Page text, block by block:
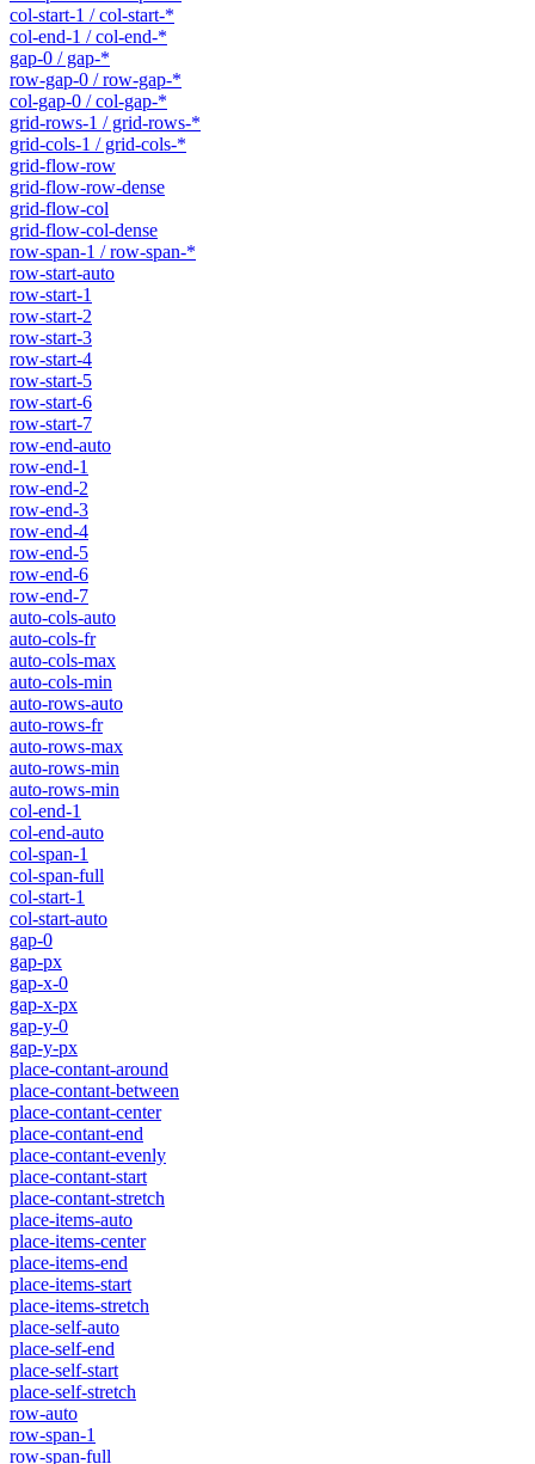
col-start-1 / col-start-*
col-end-1 / col-end-*
gap-0 / gap-*
row-gap-0 / row-gap-*
col-gap-0 / col-gap-*
grid-rows-1 / grid-rows-*
grid-cols-1 / grid-cols-*
grid-flow-row
grid-flow-row-dense
grid-flow-col
grid-flow-col-dense
row-span-1 / row-span-*
row-start-auto
row-start-1
row-start-2
row-start-3
row-start-4
row-start-5
row-start-6
row-start-7
row-end-auto
row-end-1
row-end-2
row-end-3
row-end-4
row-end-5
row-end-6
row-end-7
auto-cols-auto
auto-cols-fr
auto-cols-max
auto-cols-min
auto-rows-auto
auto-rows-fr
auto-rows-max
auto-rows-min
auto-rows-min
col-end-1
col-end-auto
col-span-1
col-span-full
col-start-1
col-start-auto
gap-0
gap-px
gap-x-0
gap-x-px
gap-y-0
gap-y-px
place-contant-around
place-contant-between
place-contant-center
place-contant-end
place-contant-evenly
place-contant-start
place-contant-stretch
place-items-auto
place-items-center
place-items-end
place-items-start
place-items-stretch
place-self-auto
place-self-end
place-self-start
place-self-stretch
row-auto
row-span-1
row-span-full